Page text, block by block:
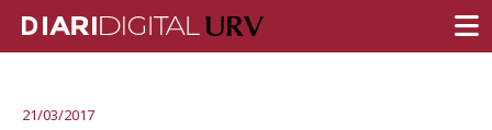
21/03/2017